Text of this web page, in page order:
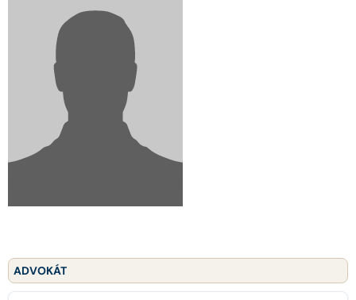
PRO VEŘEJNOST
ADVOKÁTNÍ DENÍK
KONTAKT
ADVOKÁT